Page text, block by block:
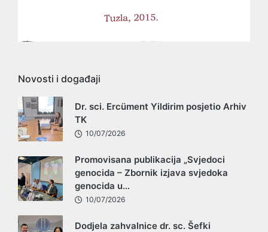
Novosti i događaji
Dr. sci. Ercüment Yildirim posjetio Arhiv
TK
10/07/2026
Promovisana publikacija „Svjedoci
genocida – Zbornik izjava svjedoka
genocida u…
10/07/2026
Dodjela zahvalnice dr. sc. Šefki